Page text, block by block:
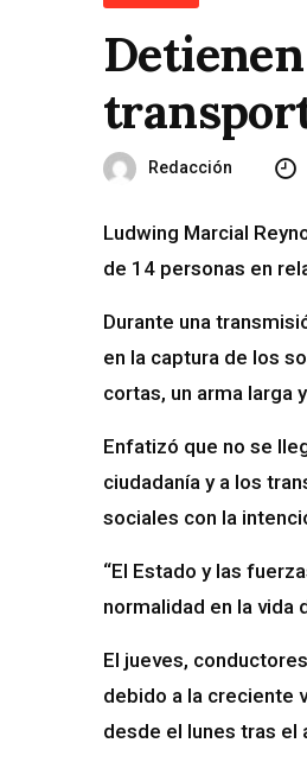
Redacción
Ludwing Marcial
de 14 personas en
Durante una
en la captura de los
cortas, un arma larga
Enfatizó que no se
ciudadanía y a los
sociales con la
“El Estado y las
normalidad en la vida
El jueves,
debido a la creciente
desde el lunes tras el